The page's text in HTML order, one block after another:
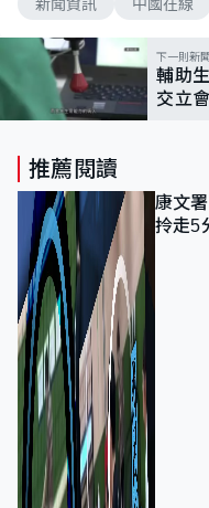
下一則新
輔助
交立
推薦閱讀
康文
拎走5